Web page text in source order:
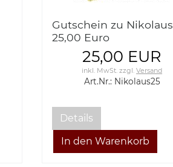
Gutschein zu Nikolaus
25,00 Euro
25,00 EUR
inkl. MwSt. zzgl.Versand
Art.Nr.: Nikolaus25
Details